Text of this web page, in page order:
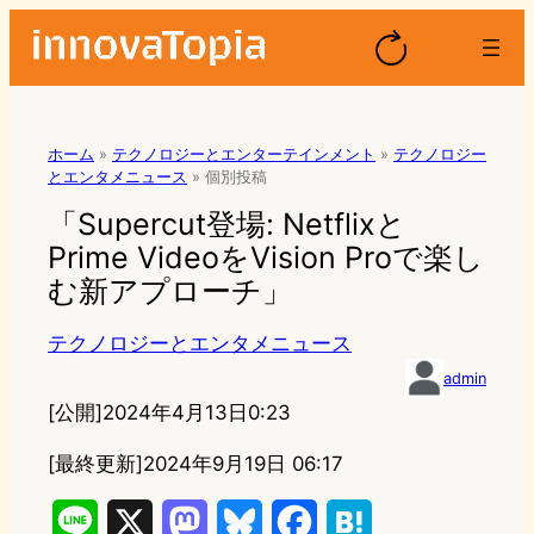
ホーム » テクノロジーとエンターテインメント » テクノロジー
とエンタメニュース » 個別投稿
「Supercut登場: Netflixと
Prime VideoをVision Proで楽し
む新アプローチ」
テクノロジーとエンタメニュース
admin
[公開]2024年4月13日0:23
[最終更新]2024年9月19日 06:17